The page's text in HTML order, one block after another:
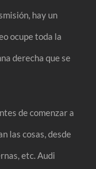
hay un
ocupe toda la
derecha que se
de comenzar a
las cosas, desde
etc. Audi